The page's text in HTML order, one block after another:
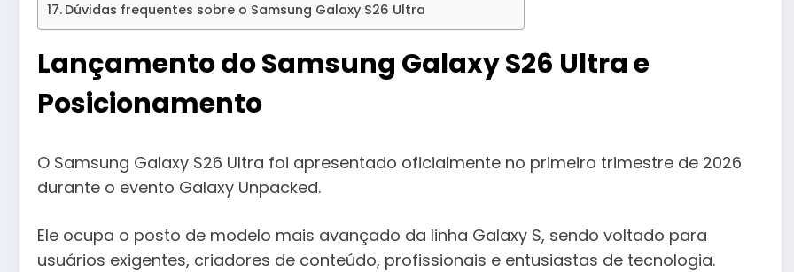
Dúvidas frequentes sobre o Samsung Galaxy S26 Ultra
Lançamento do Samsung Galaxy S26 Ultra e
Posicionamento
O Samsung Galaxy S26 Ultra foi apresentado oficialmente no primeiro trimestre de 2026
durante o evento Galaxy Unpacked.
Ele ocupa o posto de modelo mais avançado da linha Galaxy S, sendo voltado para
usuários exigentes, criadores de conteúdo, profissionais e entusiastas de tecnologia.